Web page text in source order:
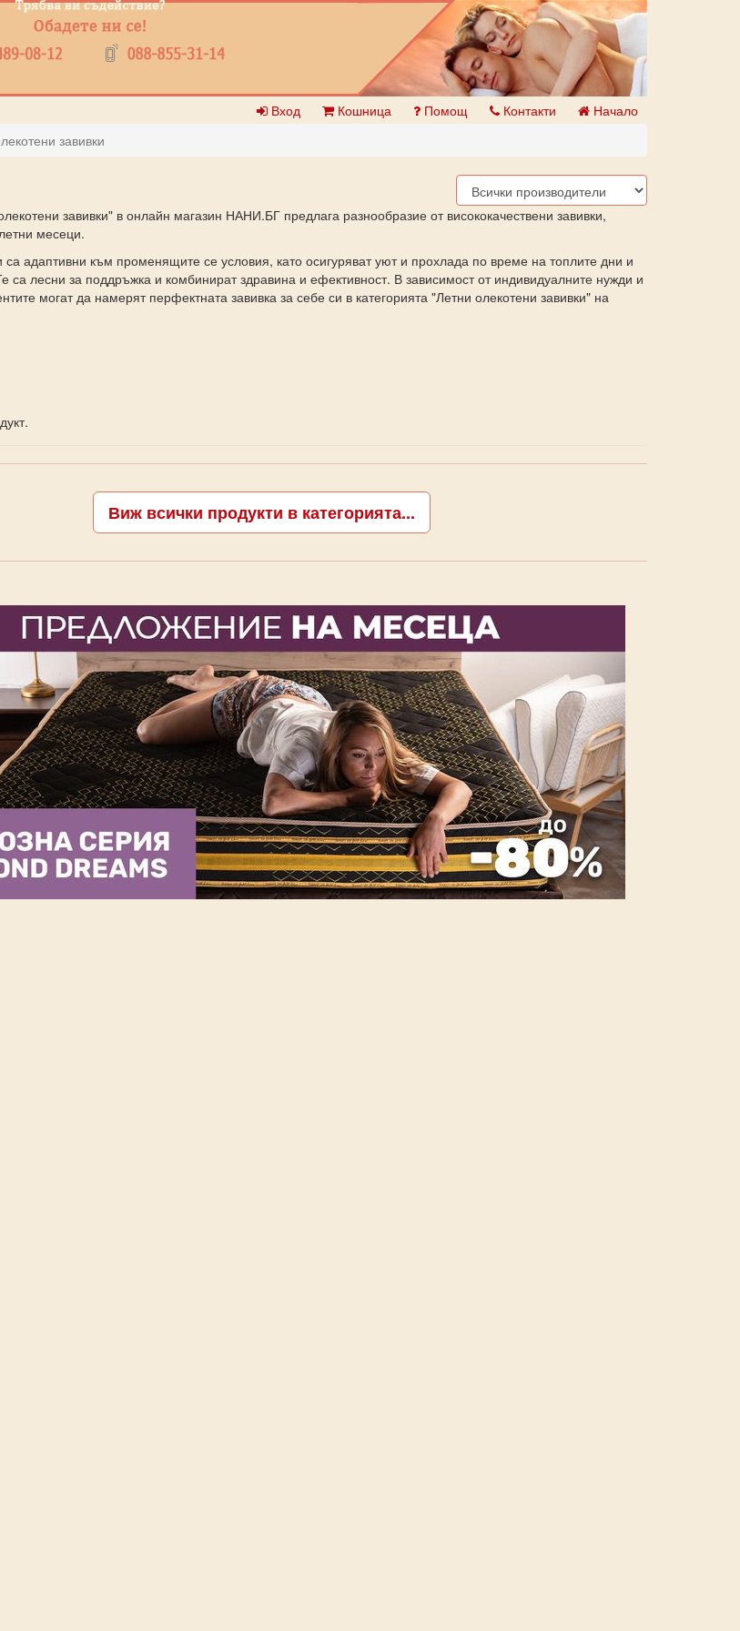
Вход Кошница Помощ Контакти Начало
завивки
завивки" в онлайн магазин НАНИ.БГ предлага разнообразие от висококачествени завивки,
месеци.
са адаптивни към променящите се условия, като осигуряват уют и прохлада по време на топлите дни и
са лесни за поддръжка и комбинират здравина и ефективност. В зависимост от индивидуалните нужди и
могат да намерят перфектната завивка за себе си в категорията "Летни олекотени завивки" на
Виж всички продукти в категорията...